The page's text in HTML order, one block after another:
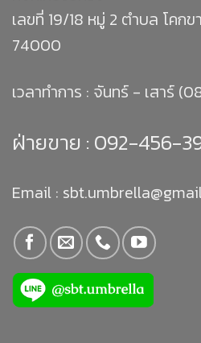
เลขที่ 19/18 หมู่ 2 ตำบล โคก
74000
เวลาทำการ : จันทร์ - เสาร์
ฝ่ายขาย : 092-456-
Email :